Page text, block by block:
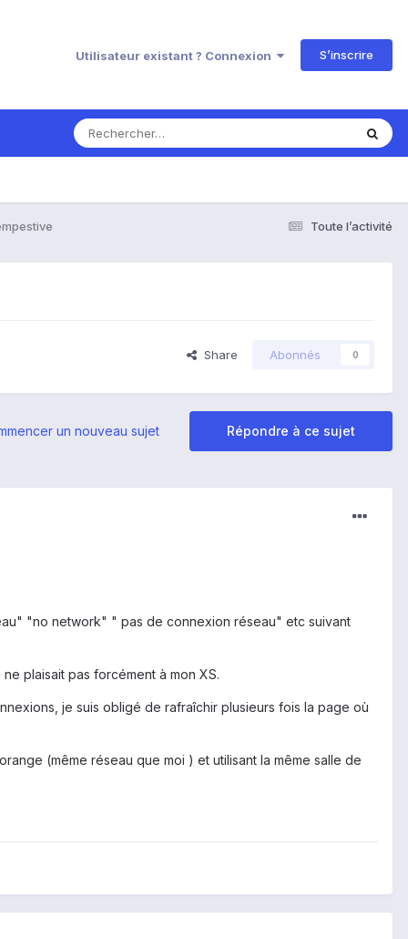
Utilisateur existant ? Connexion S’inscrire
Toute l’activité
Share Abonnés 0
Répondre à ce sujet
un nouveau sujet
"no network" " pas de connexion réseau" etc suivant
plaisait pas forcément à mon XS.
je suis obligé de rafraîchir plusieurs fois la page où
(même réseau que moi ) et utilisant la même salle de